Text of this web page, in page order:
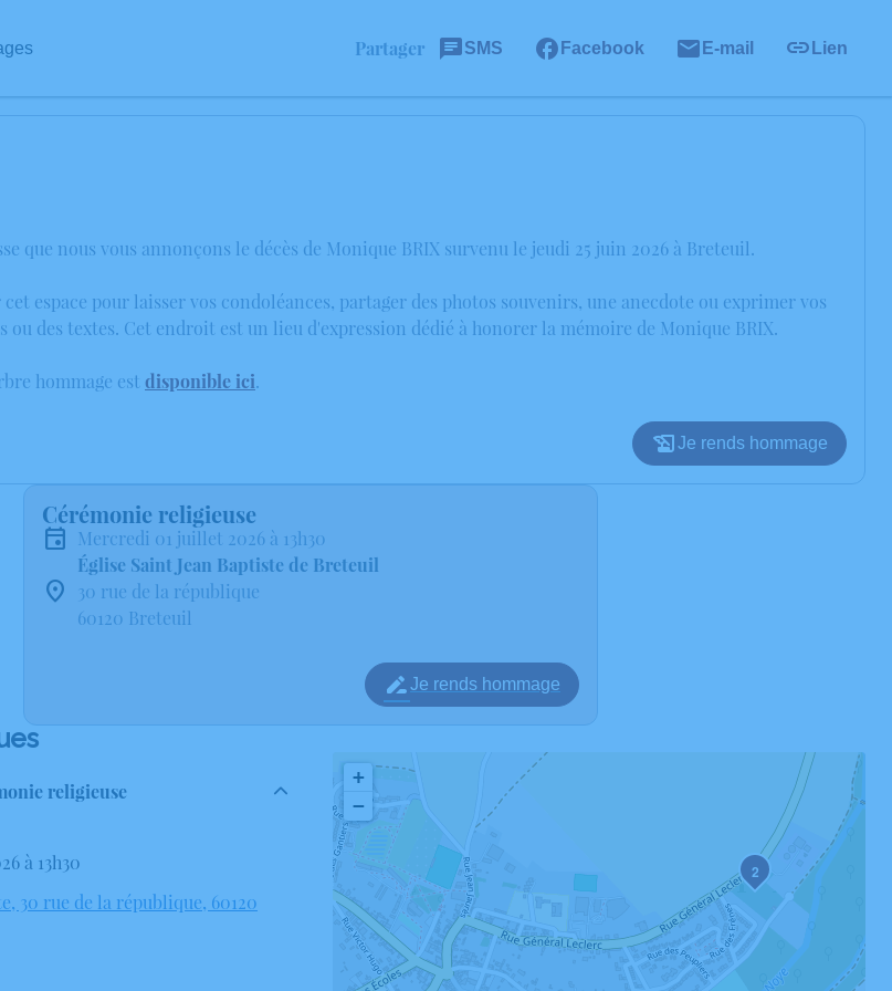
Partager SMS Facebook E-mail Lien
que nous vous annonçons le décès de Monique BRIX survenu le jeudi 25 juin 2026 à Breteuil.
espace pour laisser vos condoléances, partager des photos souvenirs, une anecdote ou exprimer vos
ou des textes. Cet endroit est un lieu d'expression dédié à honorer la mémoire de Monique BRIX.
hommage est disponible ici.
Je rends hommage
Cérémonie religieuse
mercredi 01 juillet 2026 à 13h30
Église Saint Jean Baptiste de Breteuil
30 rue de la république
60120 Breteuil
Je rends hommage
religieuse
à 13h30
30 rue de la république, 60120
2
+
−